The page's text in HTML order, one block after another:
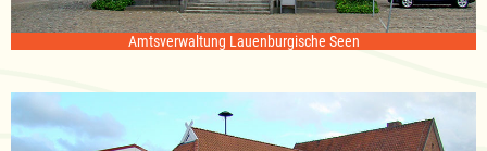
Amtsverwaltung Lauenburgische Seen